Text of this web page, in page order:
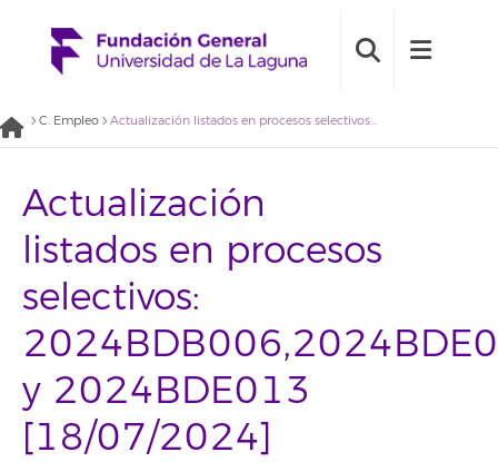
C. Empleo Actualización listados en procesos selectivos: 2024BDB006,2024BDE003 y 2024BDE013 [18/07/2024]
Actualización
listados en procesos
selectivos:
y 2024BDE013
[18/07/2024]